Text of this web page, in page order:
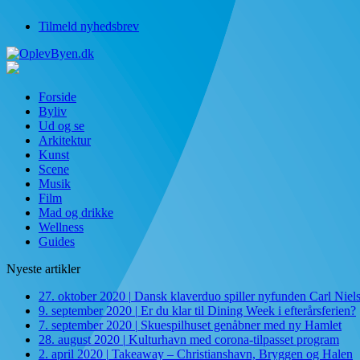
Tilmeld nyhedsbrev
Forside
Byliv
Ud og se
Arkitektur
Kunst
Scene
Musik
Film
Mad og drikke
Wellness
Guides
Nyeste artikler
27. oktober 2020 | Dansk klaverduo spiller nyfunden Carl
9. september 2020 | Er du klar til Dining Week i efterårsferien?
7. september 2020 | Skuespilhuset genåbner med ny Hamlet
28. august 2020 | Kulturhavn med corona-tilpasset program
2. april 2020 | Takeaway – Christianshavn, Bryggen og Halen